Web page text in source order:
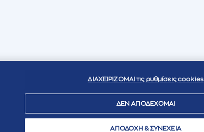
ΔΙΑΧΕΙΡΙΖΟΜΑΙ τις ρυθμίσεις cookies
ΔΕΝ ΑΠΟΔΕΧΟΜΑΙ
ΑΠΟΔΟΧΗ & ΣΥΝΕΧΕΙΑ